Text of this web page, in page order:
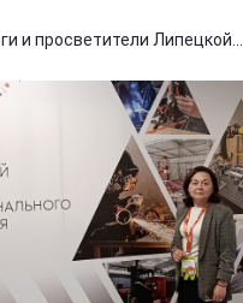
и просветители Липецкой...